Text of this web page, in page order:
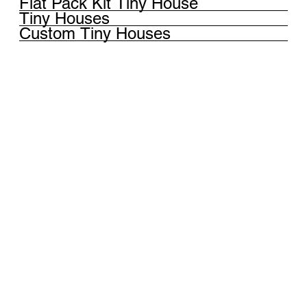
Tiny Houses
Custom Tiny Houses